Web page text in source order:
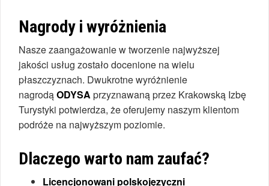
Nagrody i wyróżnienia
Nasze zaangażowanie w tworzenie najwyższej
jakości usług zostało docenione na wielu
płaszczyznach. Dwukrotne wyróżnienie
nagrodąODYSA przyznawaną przez Krakowską Izbę
Turystyki potwierdza, że oferujemy naszym klientom
podróże na najwyższym poziomie.
Dlaczego warto nam zaufać?
Licencjonowani polskojęzyczni